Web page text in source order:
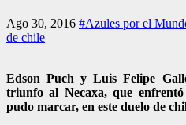
Ago 30, 2016 #Azules por el
de chile
Edson Puch y Luis Felipe
triunfo al Necaxa, que
pudo marcar, en este duelo de